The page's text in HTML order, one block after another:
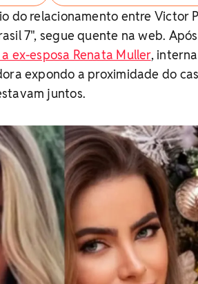
do relacionamento entre Victor
7", segue quente na web.
ex-esposa Renata Muller,
expondo a proximidade do
juntos.